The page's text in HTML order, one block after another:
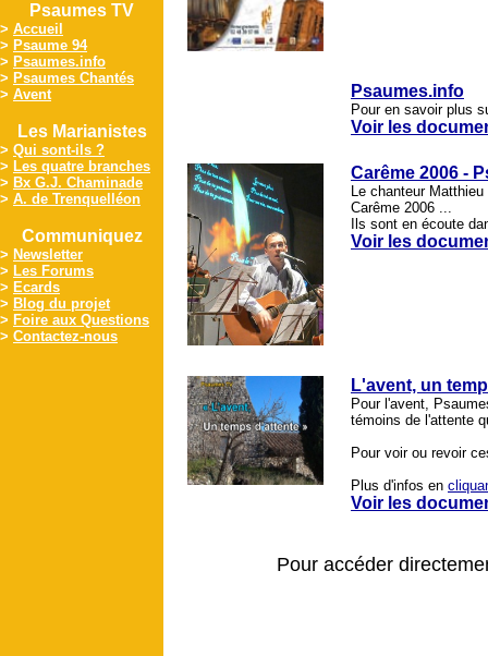
Psaumes TV
> Accueil
> Psaume 94
> Psaumes.info
> Psaumes Chantés
> Avent
Les Marianistes
> Qui sont-ils ?
> Les quatre branches
> Bx G.J. Chaminade
> A. de Trenquelléon
Communiquez
> Newsletter
> Les Forums
> Ecards
> Blog du projet
> Foire aux Questions
> Contactez-nous
Psaumes.info
Pour en savoir plus
Voir les
Carême 2006 -
Le chanteur
Carême 2006 ...
Ils sont en écoute
Voir les
L'avent, un
Pour l'avent,
témoins de l'attente
Pour voir ou revoir
Plus d'infos en
Voir les
Pour accéder